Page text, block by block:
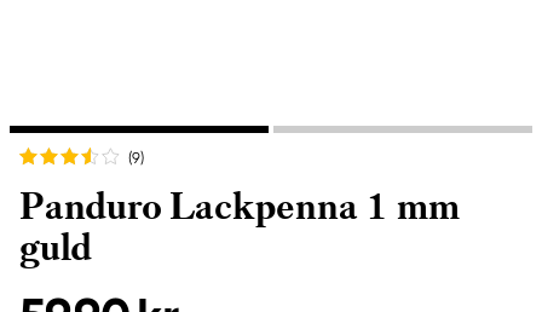
(9)
Panduro Lackpenna 1 mm
guld